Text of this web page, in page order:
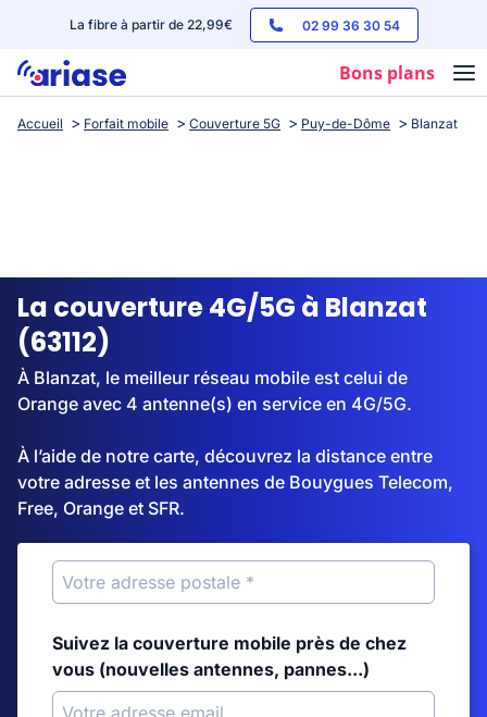
La fibre à partir de 22,99€ 02 99 36 30 54
Bons plans
Box internet
Streaming
Accueil Forfait mobile Couverture 5G Puy-de-Dôme Blanzat
La couverture 4G/5G à Blanzat
(63112)
À Blanzat, le meilleur réseau mobile est celui de
Orange avec 4 antenne(s) en service en 4G/5G.
À l’aide de notre carte, découvrez la distance entre
votre adresse et les antennes de Bouygues Telecom,
Free, Orange et SFR.
Suivez la couverture mobile près de chez
vous (nouvelles antennes, pannes...)